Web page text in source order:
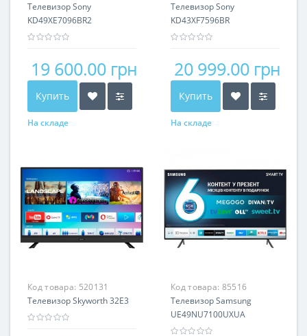
Телевизор Sony
KD49XE7096BR2
19 600.00 грн
Купить
На складе
Телевизор Sony
KD43XF7596BR
20 999.00 грн
Купить
На складе
Код товара: 520131
Телевизор Skyworth 32E3
Код товара: 85516
Телевизор Samsung
UE49NU7100UXUA